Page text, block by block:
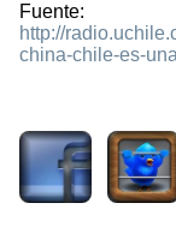
Fuente:
http://
china-chile-es-